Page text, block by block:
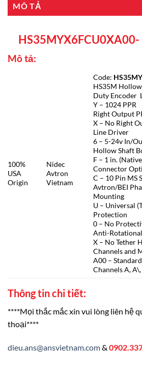
MÔ TẢ
Mô tả:
100%
USA
Origin
Nidec
Avtron
Vietnam
Code:
HS35M
Duty Encoder
Y – 1024 PPR
Right Output
X – No Right
Line Driver
6 – 5-24v In/
Hollow Shaft
F – 1 in.
Connector
C – 10 Pin MS
Avtron/BEI
Mounting
U – Universal
Protection
0 – No
Anti-
X – No Tether
Channels and
A00 –
Channels A,
Thông tin chi tiết:
****Mọi thắc mắc xin vui lòng liên hệ
thoại****
dieu.ans@ansvietnam.com&